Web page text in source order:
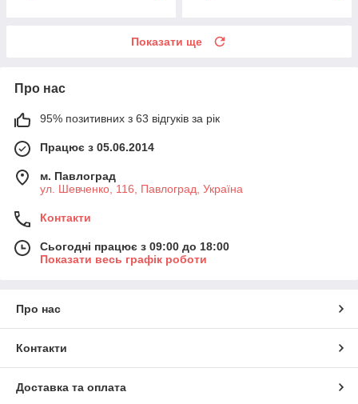
Показати ще
Про нас
95% позитивних з 63 відгуків за рік
Працює з 05.06.2014
м. Павлоград
ул. Шевченко, 116, Павлоград, Україна
Контакти
Сьогодні працює з 09:00 до 18:00
Показати весь графік роботи
Про нас
Контакти
Доставка та оплата